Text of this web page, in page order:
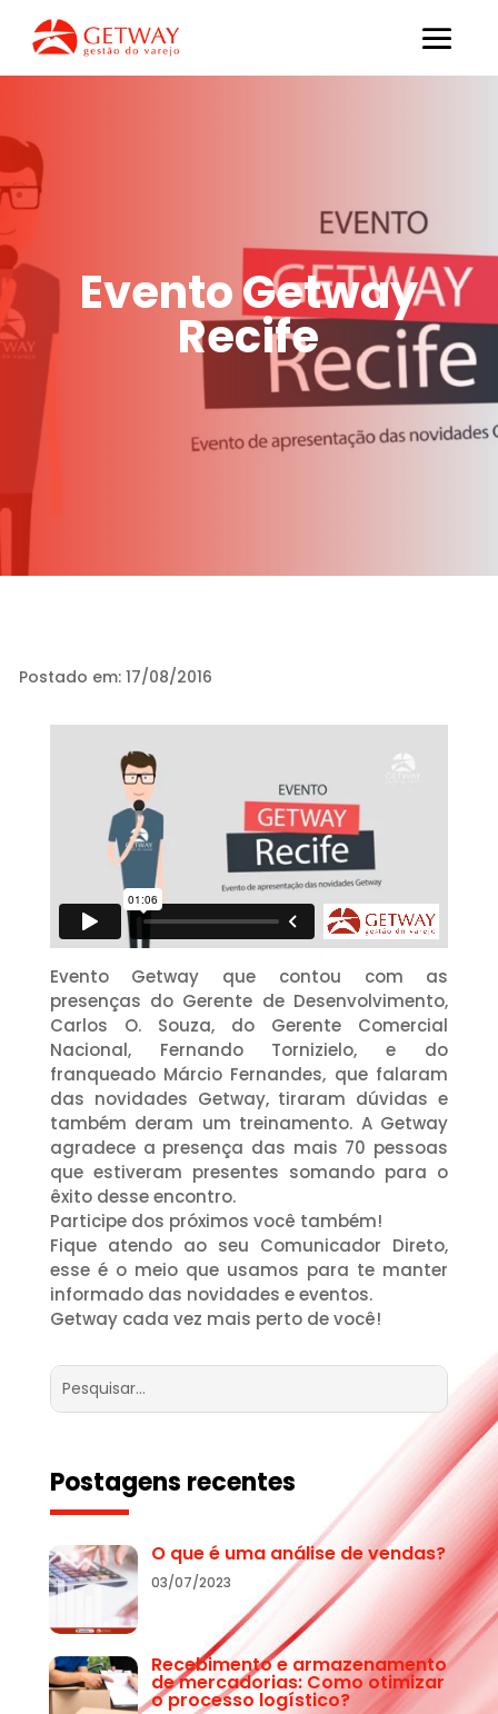
Evento Getway
Recife
Postado em: 17/08/2016
Evento Getway que contou com as
presenças do Gerente de Desenvolvimento,
Carlos O. Souza, do Gerente Comercial
Nacional, Fernando Tornizielo, e do
franqueado Márcio Fernandes, que falaram
das novidades Getway, tiraram dúvidas e
também deram um treinamento. A Getway
agradece a presença das mais 70 pessoas
que estiveram presentes somando para o
êxito desse encontro.
Participe dos próximos você também!
Fique atendo ao seu Comunicador Direto,
esse é o meio que usamos para te manter
informado das novidades e eventos.
Getway cada vez mais perto de você!
Postagens recentes
O que é uma análise de vendas?
03/07/2023
Recebimento e armazenamento
de mercadorias: Como otimizar
o processo logístico?